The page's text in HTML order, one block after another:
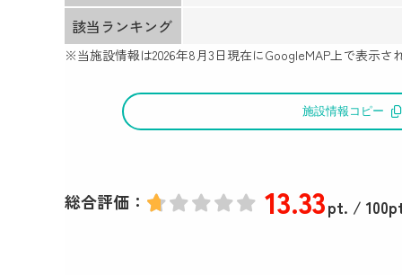
該当ランキング
※当施設情報は2026年8月3日現在にGoogleMAP上で表示さ
施設情報コピー
総合評価： 13.33pt. /